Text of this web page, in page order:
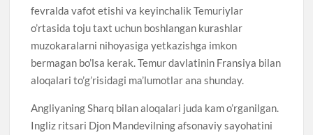
fevralda vafot etishi va keyinchalik Temuriylar
o’rtasida toju taxt uchun boshlangan kurashlar
muzokaralarni nihoyasiga yetkazishga imkon
bermagan bo’lsa kerak. Temur davlatinin Fransiya bilan
aloqalari to’g’risidagi ma’lumotlar ana shunday.
Angliyaning Sharq bilan aloqalari juda kam o’rganilgan.
Ingliz ritsari Djon Mandevilning afsonaviy sayohatini